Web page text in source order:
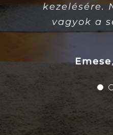
kezelésére.
vagyok a
Emese
Orsolya
jövőbemben,
áll az
be olyan új
amiket
A magamba
meghozta a
életem